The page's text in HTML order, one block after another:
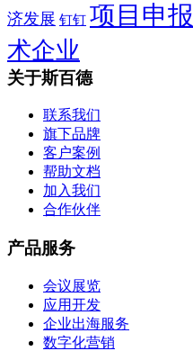
济发展 钉钉 项目申报
术企业
关于斯百德
联系我们
旗下品牌
客户案例
帮助文档
加入我们
合作伙伴
产品服务
会议展览
应用开发
企业出海服务
数字化营销